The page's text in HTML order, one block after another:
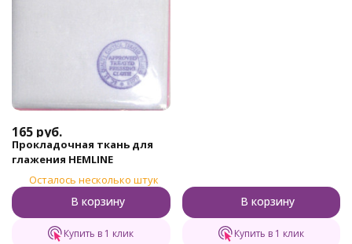
165 руб.
Прокладочная ткань для
глажения HEMLINE
Осталось несколько штук
В корзину
Купить в 1 клик
В корзину
Купить в 1 клик